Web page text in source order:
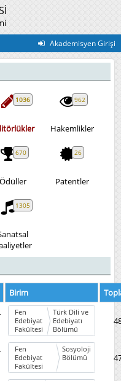
Akademisyen Girişi
1036
Hakemlikler
962
Ödüller
670
Patentler
26
1305
Fen
Edebiyat
Fakültesi
Türk Dili ve
Edebiyatı
Bölümü
Fen
Edebiyat
Fakültesi
Sosyoloji
Bölümü
Birim